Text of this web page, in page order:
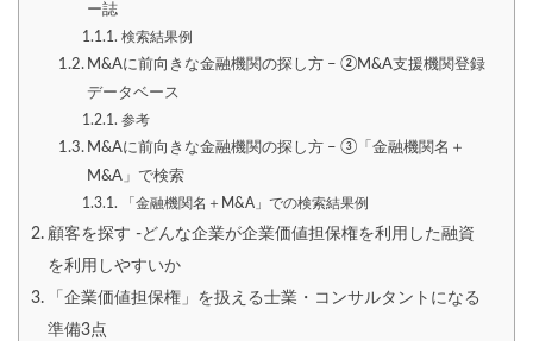
ー誌
検索結果例
M&Aに前向きな金融機関の探し方 – ②M&A支援機関登録
データベース
参考
M&Aに前向きな金融機関の探し方 – ③「金融機関名＋
M&A」で検索
「金融機関名＋M&A」での検索結果例
顧客を探す -どんな企業が企業価値担保権を利用した融資
を利用しやすいか
「企業価値担保権」を扱える士業・コンサルタントになる
準備3点